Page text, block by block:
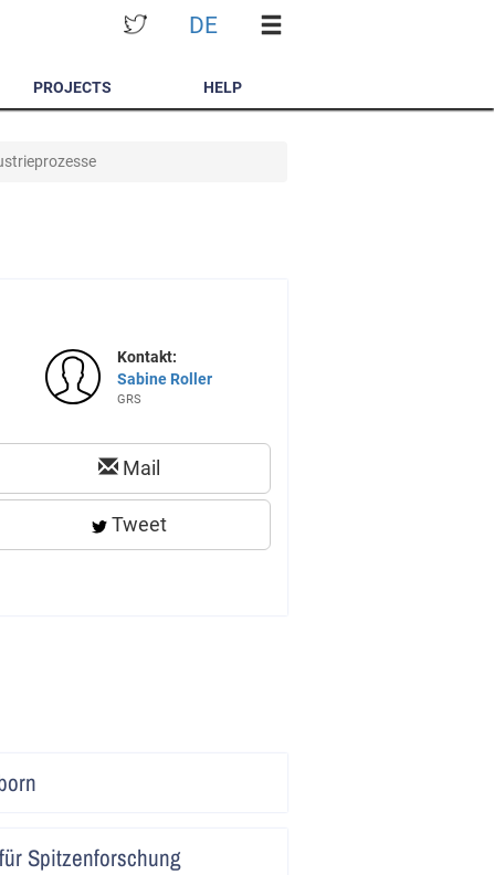
DE
PROJECTS HELP
Kontakt:
Sabine Roller
GRS
Mail
Tweet
Spitzenforschung